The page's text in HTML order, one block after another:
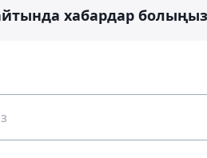
хабардар